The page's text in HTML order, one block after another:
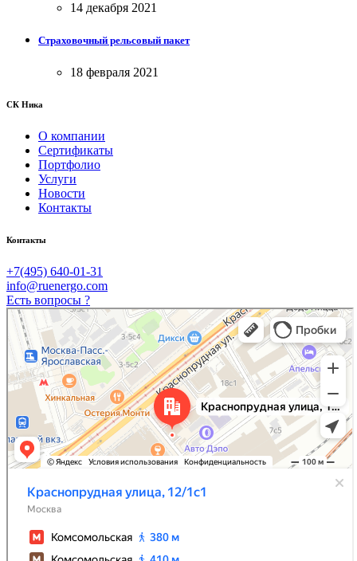
14 декабря 2021
Страховочный рельсовый пакет
18 февраля 2021
СК Ника
О компании
Сертификаты
Портфолио
Услуги
Новости
Контакты
Контакты
+7(495) 640-01-31
info@ruenergo.com
Есть вопросы ?